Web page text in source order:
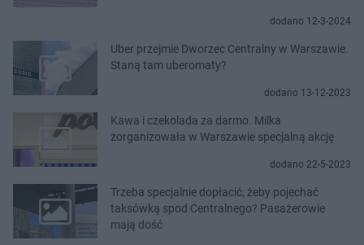
dodano 12-3-2024
Uber przejmie Dworzec Centralny w Warszawie.
Staną tam uberomaty?
dodano 13-12-2023
Kawa i czekolada za darmo. Milka
zorganizowała w Warszawie specjalną akcję
dodano 22-5-2023
Trzeba specjalnie dopłacić, żeby pojechać
taksówką spod Centralnego? Pasażerowie
mają dość